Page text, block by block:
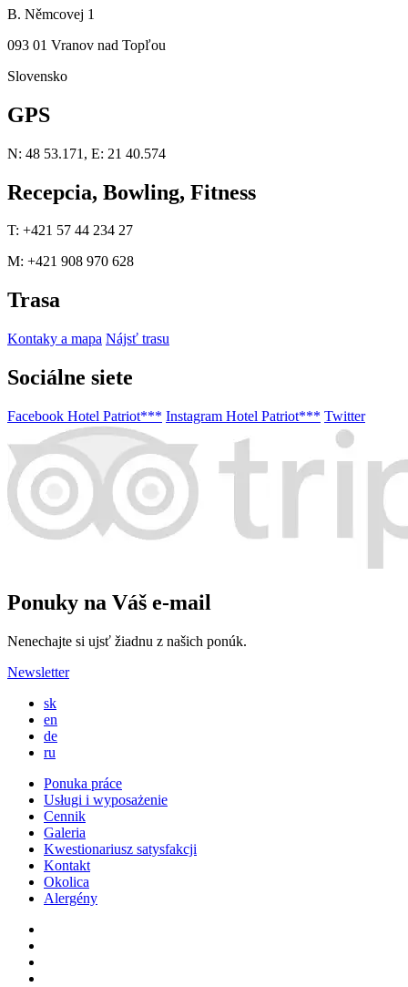
B. Němcovej 1
093 01 Vranov nad Topľou
Slovensko
GPS
N: 48 53.171, E: 21 40.574
Recepcia, Bowling, Fitness
T: +421 57 44 234 27
M: +421 908 970 628
Trasa
Kontaky a mapa Nájsť trasu
Sociálne siete
Facebook Hotel Patriot*** Instagram Hotel Patriot*** Twitter
Ponuky na Váš e-mail
Nenechajte si ujsť žiadnu z našich ponúk.
Newsletter
sk
en
de
ru
Ponuka práce
Usługi i wyposażenie
Cennik
Galeria
Kwestionariusz satysfakcji
Kontakt
Okolica
Alergény